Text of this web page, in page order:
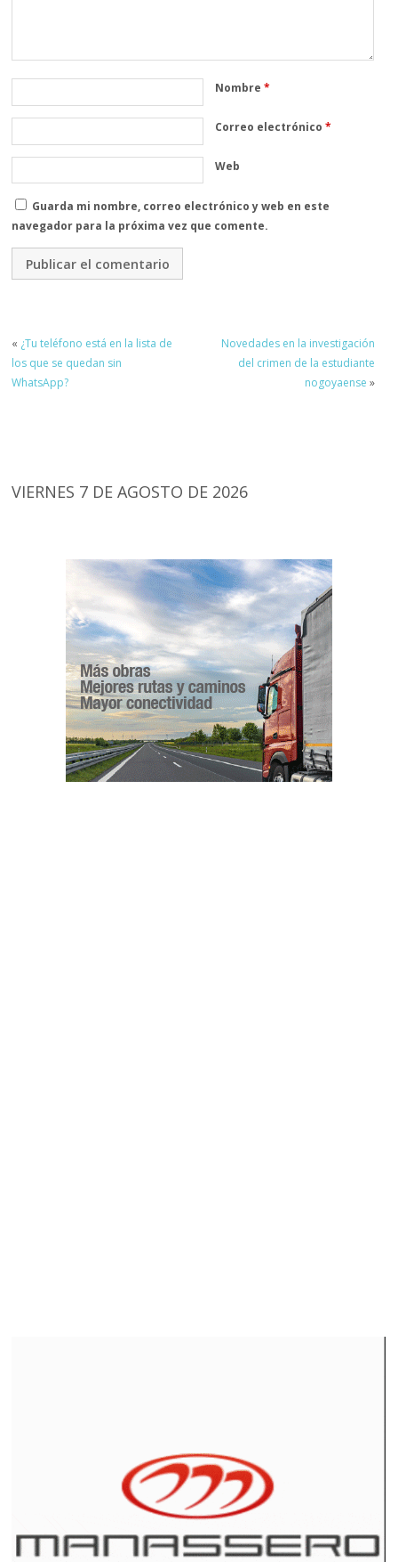
Nombre*
Correo electrónico*
Web
Guarda mi nombre, correo electrónico y web en este
navegador para la próxima vez que comente.
« ¿Tu teléfono está en la lista de
los que se quedan sin
WhatsApp?
Novedades en la investigación
del crimen de la estudiante
nogoyaense »
VIERNES 7 DE AGOSTO DE 2026